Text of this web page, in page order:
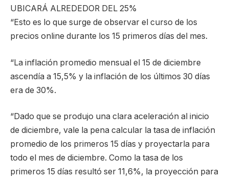
UBICARÁ ALREDEDOR DEL 25%
“Esto es lo que surge de observar el curso de los
precios online durante los 15 primeros días del mes.
“La inflación promedio mensual el 15 de diciembre
ascendía a 15,5% y la inflación de los últimos 30 días
era de 30%.
“Dado que se produjo una clara aceleración al inicio
de diciembre, vale la pena calcular la tasa de inflación
promedio de los primeros 15 días y proyectarla para
todo el mes de diciembre. Como la tasa de los
primeros 15 días resultó ser 11,6%, la proyección para